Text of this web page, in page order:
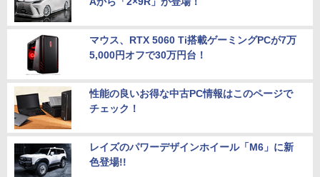
マウス、RTX 5060 Ti搭載ゲーミングPCが7万
5,000円オフで30万円台！
性能の良いお得な中古PC情報はこのページで
チェック！
レイズのパワーデザインホイール「M6」に新
色登場!!